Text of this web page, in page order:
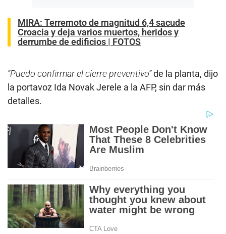
MIRA: Terremoto de magnitud 6,4 sacude
Croacia y deja varios muertos, heridos y
derrumbe de edificios | FOTOS
“Puedo confirmar el cierre preventivo”de la planta, dijo
la portavoz Ida Novak Jerele a la AFP, sin dar más
detalles.